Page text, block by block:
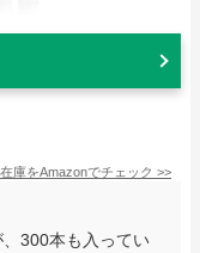
庫をAmazonでチェック >>
300本も入ってい